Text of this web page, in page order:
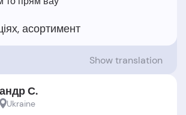
асортимент
Show translation
С.
Ukraine